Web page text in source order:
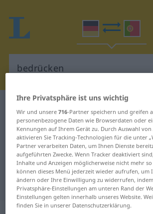
Deutsch-Portugiesisch
Übersetzung für
"bedrücken"
Übersetzung
Ihre Privatsphäre ist uns wichtig
Wir und unsere716-Partner speichern und greifen
personenbezogene Daten wie Browserdaten oder
Kennungen auf Ihrem Gerät zu. Durch Auswahl von
aktivieren Sie Tracking-Technologien für die unter
Partner verarbeiten Daten, um Ihnen Dienste
aufgeführten Zwecke. Wenn Tracker deaktiviert
Inhalte und Anzeigen möglicherweise nicht mehr
können dieses Menü jederzeit wieder aufrufen, um
ändern oder Ihre Einwilligung zu widerrufen,
Privatsphäre-Einstellungen am unteren Rand der
Einstellungen gelten innerhalb unseres Website.
finden Sie in unserer Datenschutzerklärung.